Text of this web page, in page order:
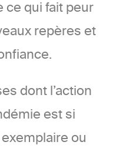
ce qui fait peur
repères et
dont l’action
est si
ou